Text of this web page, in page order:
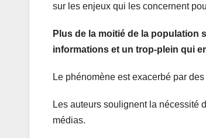
sur les enjeux qui les concernent
Plus de la moitié de la population
informations et un trop-plein qui
Le phénomène est exacerbé par
Les auteurs soulignent la nécessité
médias.